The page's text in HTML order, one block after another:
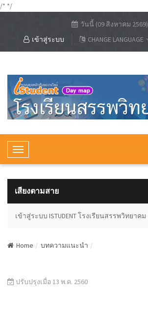
/* */
วันนี้ (09 สิงหาคม 2569)
เข้าสู่ระบบ
CHANGE LANGUAGE
T
o
g
e
v
a
เสียงตามสาย
บเข้าสู่ระบบ ISTUDENT โรงเรียนสรรพวิทยาคม
Home บทความแนะนำ
ปรับปรุงเมื่อ 13 พ.ค. 2560